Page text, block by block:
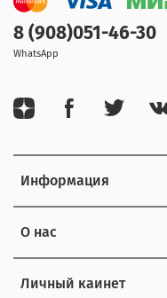
Информация
О нас
Личный каинет
8 (908)051-46-30
WhatsApp